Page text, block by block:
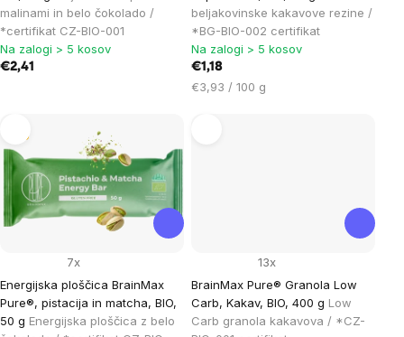
malinami in belo čokolado /
*certifikat CZ-BIO-001
Na zalogi > 5 kosov
€2,41
beljakovinske kakavove rezine /
*BG-BIO-002 certifikat
Na zalogi > 5 kosov
€1,18
Cena
€3,93 / 100 g
Energijska ploščica BrainMax
Pure®, pistacija in matcha, BIO,
50 g Energijska ploščica z belo
7x
BrainMax Pure® Granola Low
Carb, Kakav, BIO, 400 g Low
Carb granola kakavova / *CZ-
13x